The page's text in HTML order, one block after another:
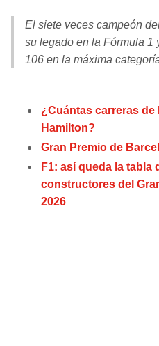
COLTS
JAGUARS
TITANS
MAGIC
WIZARDS
WARRIORS
El siete veces campeón
su legado en la Fórmula 1
106 en la máxima
¿Cuántas carreras de
Hamilton?
Gran Premio de
F1: así queda la
constructores del
2026